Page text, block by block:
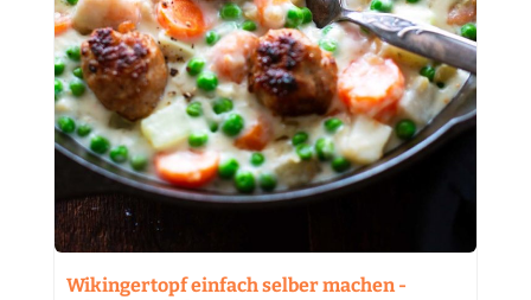
Wikingertopf einfach selber machen -